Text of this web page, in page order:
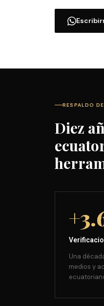
RESPALDO
Diez
Una
medios y